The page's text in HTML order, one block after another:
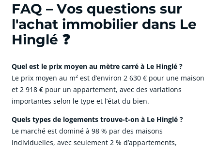
FAQ – Vos questions sur
l'achat immobilier dans Le
Hinglé ❓
Quel est le prix moyen au mètre carré à Le Hinglé ?
Le prix moyen au m² est d’environ 2 630 € pour une maison
et 2 918 € pour un appartement, avec des variations
importantes selon le type et l’état du bien.
Quels types de logements trouve-t-on à Le Hinglé ?
Le marché est dominé à 98 % par des maisons
individuelles, avec seulement 2 % d’appartements,